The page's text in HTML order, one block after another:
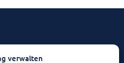
verwalten